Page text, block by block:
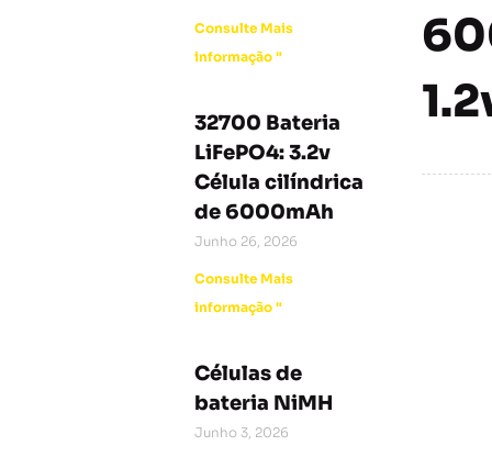
Consulte Mais
informação "
32700 Bateria
LiFePO4: 3.2v
Célula cilíndrica
de 6000mAh
Junho 26, 2026
Consulte Mais
informação "
Células de
bateria NiMH
Junho 3, 2026